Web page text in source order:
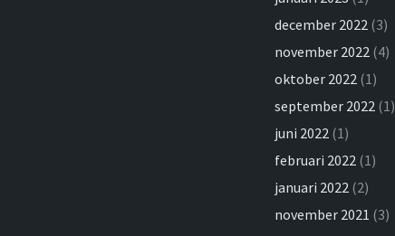
december 2022 (3)
november 2022 (4)
oktober 2022 (1)
september 2022 (1)
juni 2022 (1)
februari 2022 (1)
januari 2022 (2)
november 2021 (3)